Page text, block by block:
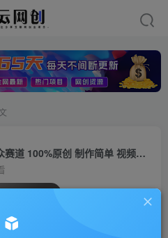
（10901期）一键生成情感小众赛道 100%原创 制作简单 视频号超级赛道 日收益1000+
专属资源